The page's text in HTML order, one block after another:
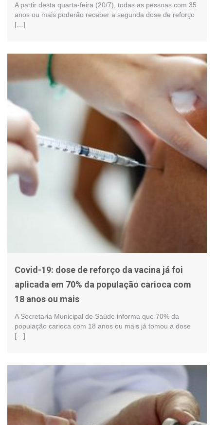
A partir desta quarta-feira (20/7), todas as pessoas com 35
anos ou mais poderão receber a segunda dose de reforço
[…]
Covid-19: dose de reforço da vacina já foi
aplicada em 70% da população carioca com
18 anos ou mais
A Secretaria Municipal de Saúde informa que 70% da
população carioca com 18 anos ou mais já tomou a dose
[…]